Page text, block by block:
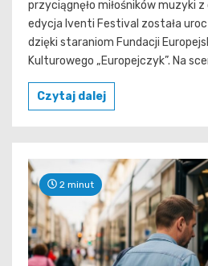
przyciągnęło miłośników muzyki z
edycja Iventi Festival została
dzięki staraniom Fundacji
Kulturowego „Europejczyk”. Na
Czytaj dalej
2 minut